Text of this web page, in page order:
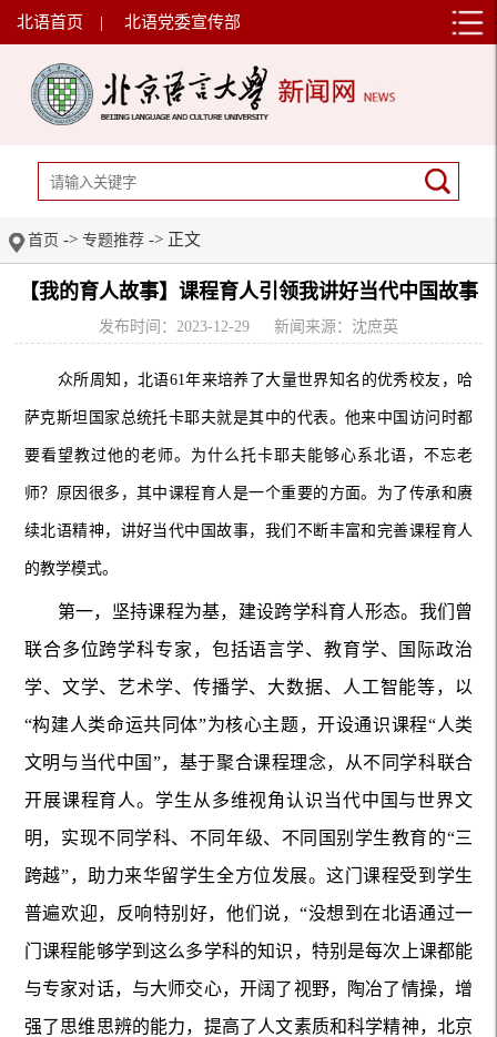
北语首页 | 北语党委宣传部
首页 -> 专题推荐 -> 正文
【我的育人故事】课程育人引领我讲好当代中国故事
发布时间：2023-12-29 新闻来源：沈庶英
众所周知，北语61年来培养了大量世界知名的优秀校友，哈
萨克斯坦国家总统托卡耶夫就是其中的代表。他来中国访问时都
要看望教过他的老师。为什么托卡耶夫能够心系北语，不忘老
师？原因很多，其中课程育人是一个重要的方面。为了传承和赓
续北语精神，讲好当代中国故事，我们不断丰富和完善课程育人
的教学模式。
第一，坚持课程为基，建设跨学科育人形态。我们曾
联合多位跨学科专家，包括语言学、教育学、国际政治
学、文学、艺术学、传播学、大数据、人工智能等，以
“构建人类命运共同体”为核心主题，开设通识课程“人类
文明与当代中国”，基于聚合课程理念，从不同学科联合
开展课程育人。学生从多维视角认识当代中国与世界文
明，实现不同学科、不同年级、不同国别学生教育的“三
跨越”，助力来华留学生全方位发展。这门课程受到学生
普遍欢迎，反响特别好，他们说，“没想到在北语通过一
门课程能够学到这么多学科的知识，特别是每次上课都能
与专家对话，与大师交心，开阔了视野，陶冶了情操，增
强了思维思辨的能力，提高了人文素质和科学精神，北京